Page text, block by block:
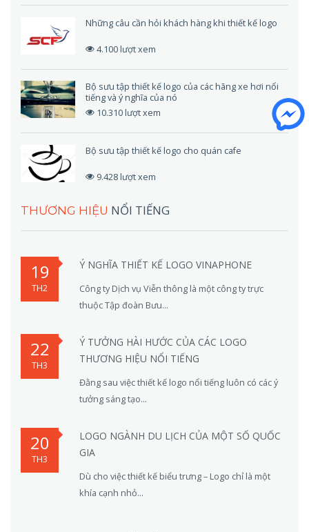
Những câu cần hỏi khách hàng khi thiết kế logo
4.100 lượt xem
Bộ sưu tập thiết kế logo của các hãng xe hơi nổi
tiếng và ý nghĩa của nó
10.310 lượt xem
Bộ sưu tập thiết kế logo cho quán cafe
9.428 lượt xem
THƯƠNG HIỆU NỔI TIẾNG
19
TH2
Ý NGHĨA THIẾT KẾ LOGO VINAPHONE
Công ty Dịch vụ Viễn thông là một công ty trực
thuộc Tập đoàn Bưu...
22
TH3
Ý TƯỞNG HÀI HƯỚC CỦA CÁC LOGO
THƯƠNG HIỆU NỔI TIẾNG
Đằng sau việc thiết kế logo nổi tiếng luôn có các ý
tưởng sáng tạo...
20
TH3
LOGO NGÀNH DU LỊCH CỦA MỘT SỐ QUỐC
GIA
Dù cho việc thiết kế biểu trưng – Logo chỉ là một
khía cạnh nhỏ...